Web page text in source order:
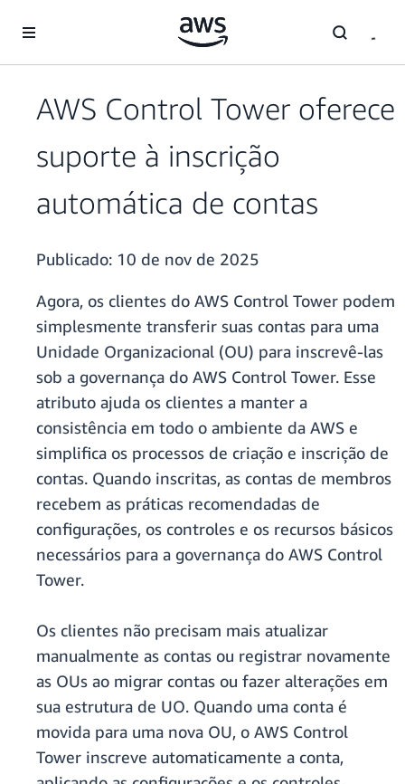
Pular para o conteúdo principal
AWS Control Tower oferece
suporte à inscrição
automática de contas
Publicado: 10 de nov de 2025
Agora, os clientes do AWS Control Tower podem
simplesmente transferir suas contas para uma
Unidade Organizacional (OU) para inscrevê-las
sob a governança do AWS Control Tower. Esse
atributo ajuda os clientes a manter a
consistência em todo o ambiente da AWS e
simplifica os processos de criação e inscrição de
contas. Quando inscritas, as contas de membros
recebem as práticas recomendadas de
configurações, os controles e os recursos básicos
necessários para a governança do AWS Control
Tower.
Os clientes não precisam mais atualizar
manualmente as contas ou registrar novamente
as OUs ao migrar contas ou fazer alterações em
sua estrutura de UO. Quando uma conta é
movida para uma nova OU, o AWS Control
Tower inscreve automaticamente a conta,